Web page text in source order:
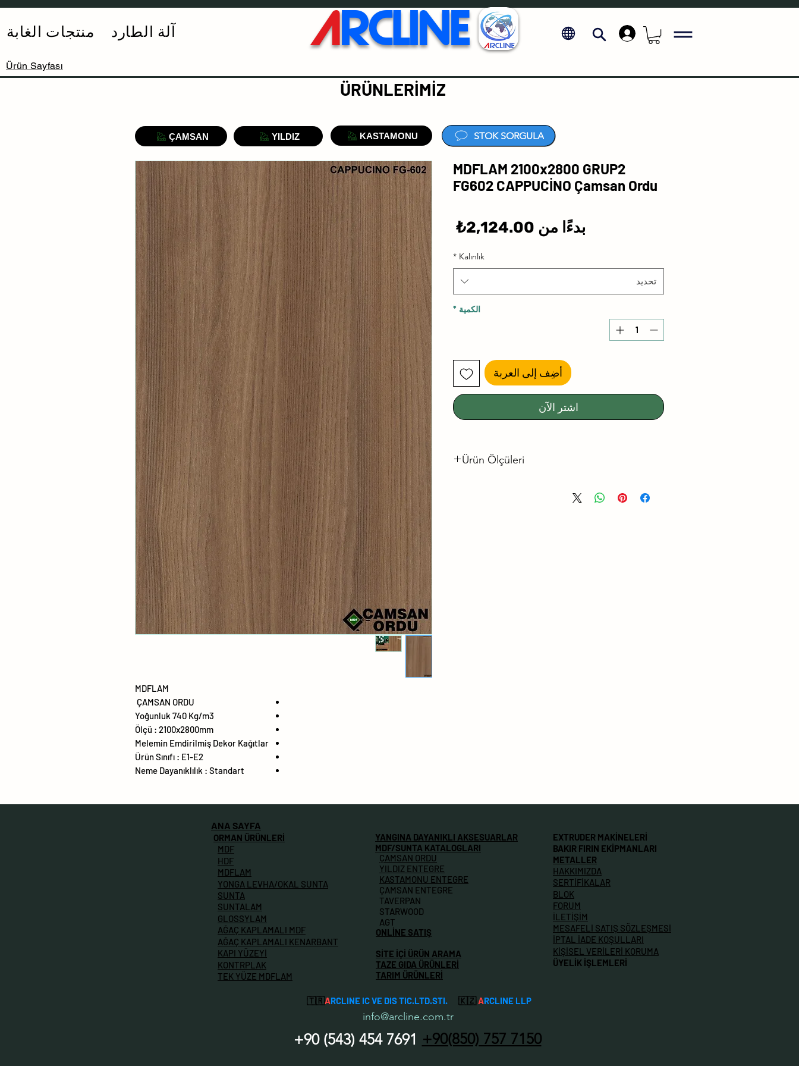
منتجات الغابة آلة الطارد ARCLINE .
Ürün Sayfası
MDFLAM
ÇAMSAN ORDU
Yoğunluk 740 Kg/m3
Ölçü : 2100x2800mm
Melemin Emdirilmiş Dekor Kağıtlar
Ürün Sınıfı : E1-E2
Neme Dayanıklılık : Standart
MDFLAM 2100x2800 GRUP2
FG602 CAPPUCİNO Çamsan Ordu
بدءًا من 2,124.00₺ سعر
البيع
Kalınlık
*
تحديد
الكمية *
أضِف إلى العربة
اشترِ الآن
Ürün Ölçüleri
ÇAMSAN YILDIZ KASTAMONU
ÜRÜNLERİMİZ
STOK SORGULA
ANA SAYFA
ORMAN ÜRÜNLERİ
MDF
MDFLAM
HDF
YONGA LEVHA/OKAL SUNTA
SUNTA
SUNTALAM
GLOSSYLAM
AĞAÇ KAPLAMALI MDF
AĞAÇ KAPLAMALI KENARBANT
KAPI YÜZEYİ
KONTRPLAK
TEK YÜZE MDFLAM
YANGINA DAYANIKLI AKSESUARLAR
MDF/SUNTA KATALOGLARI
ÇAMSAN ORDU
KASTAMONU ENTEGRE
YILDIZ ENTEGRE
ÇAMSAN ENTEGRE
TAVERPAN
STARWOOD
AGT
ONLİNE SATIŞ
SİTE İÇİ ÜRÜN ARAMA
TAZE GIDA ÜRÜNLERİ
TARIM ÜRÜNLERİ
EXTRUDER MAKİNELERİ
SERTİFİKALAR
BAKIR FIRIN EKİPMANLARI
HAKKIMIZDA
BLOK
METALLER
FORUM
İLETİŞİM
MESAFELİ SATIŞ SÖZLEŞMESİ
İPTAL İADE KOŞULLARI
KİŞİSEL VERİLERİ KORUMA
ÜYELİK İŞLEMLERİ
🇹🇷ARCLINE IC VE DIS TIC.LTD.STI. 🇰🇿 ARCLINE LLP
info@arcline.com.tr
+90 (543) 454 7691 +90(850) 757 7150